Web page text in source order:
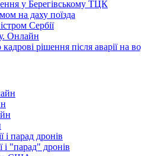
у Берегівському ТЦК
на даху поїзда
Сербії
Онлайн
рішення після аварії на
і "парад" дронів